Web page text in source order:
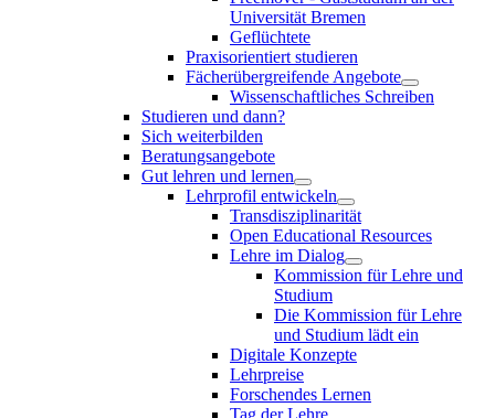
Universität Bremen
Geflüchtete
Praxisorientiert studieren
Fächerübergreifende Angebote
Wissenschaftliches Schreiben
Studieren und dann?
Sich weiterbilden
Beratungsangebote
Gut lehren und lernen
Lehrprofil entwickeln
Transdisziplinarität
Open Educational Resources
Lehre im Dialog
Kommission für Lehre und
Studium
Die Kommission für Lehre
und Studium lädt ein
Digitale Konzepte
Lehrpreise
Forschendes Lernen
Tag der Lehre